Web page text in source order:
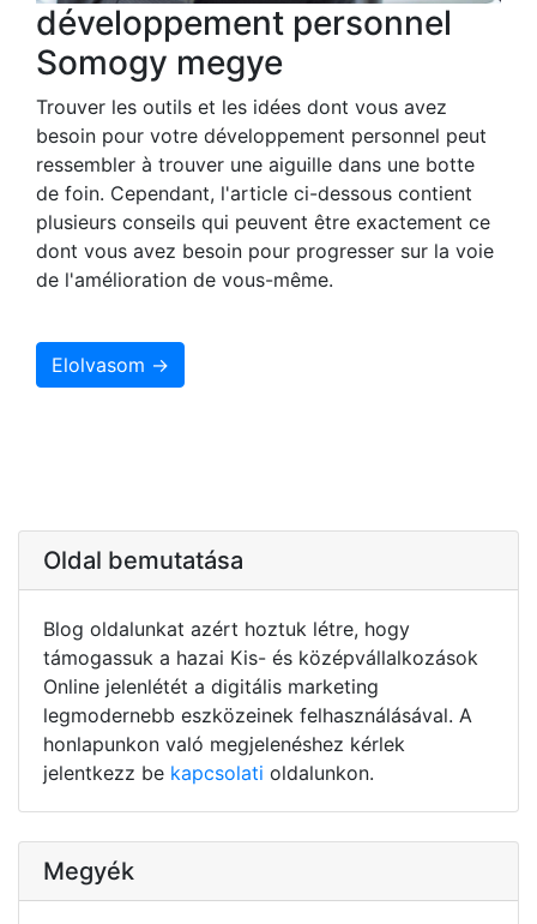
développement personnel
Somogy megye
Trouver les outils et les idées dont vous avez
besoin pour votre développement personnel peut
ressembler à trouver une aiguille dans une botte
de foin. Cependant, l'article ci-dessous contient
plusieurs conseils qui peuvent être exactement ce
dont vous avez besoin pour progresser sur la voie
de l'amélioration de vous-même.
Elolvasom →
Oldal bemutatása
Blog oldalunkat azért hoztuk létre, hogy
támogassuk a hazai Kis- és középvállalkozások
Online jelenlétét a digitális marketing
legmodernebb eszközeinek felhasználásával. A
honlapunkon való megjelenéshez kérlek
jelentkezz be kapcsolati oldalunkon.
Megyék